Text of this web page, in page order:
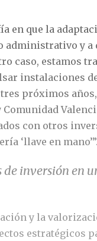
en que la
administrativo y
caso, estamos
instalaciones
próximos
con otros
‘llave en
inversión en
y la
estratégicos